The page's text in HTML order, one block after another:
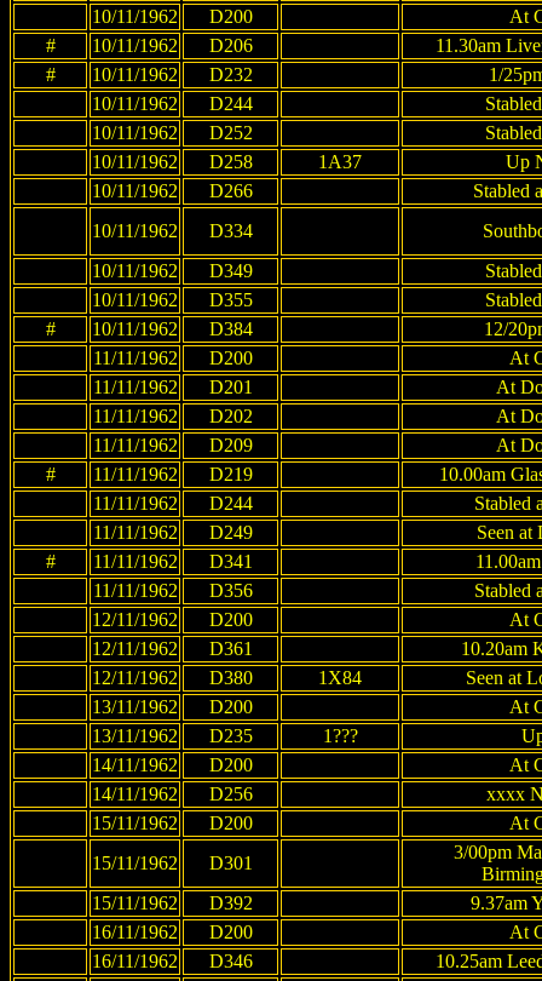
10/11/1962
D200
At
#
10/11/1962 D206
11.30am
#
10/11/1962 D232
1/
10/11/1962
D244
10/11/1962
D252
10/11/1962
D258 1A37
Up
10/11/1962
D266
Stabled
10/11/1962
D334
10/11/1962
D349
10/11/1962
D355
#
10/11/1962 D384
12/
11/11/1962
D200
At
11/11/1962
D201
At
11/11/1962
D202
At
11/11/1962
D209
At
#
11/11/1962 D219
10.00am
11/11/1962
D244
Stabled
11/11/1962
D249
Seen at
#
11/11/1962 D341
11/11/1962
D356
Stabled
12/11/1962
D200
At
12/11/1962
D361
10.20am
12/11/1962
D380 1X84
Seen at
13/11/1962
D200
At
13/11/1962
D235 1???
14/11/1962
D200
At
14/11/1962
D256
xxxx
15/11/1962
D200
At
15/11/1962
D301
3/00pm
15/11/1962
D392
9.37am
16/11/1962
D200
At
16/11/1962
D346
10.25am